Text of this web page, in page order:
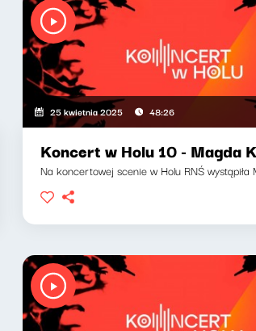
25 kwietnia 2025 48:26
Koncert w Holu 10 - Magda
Na koncertowej scenie w Holu RNŚ wystąpiła